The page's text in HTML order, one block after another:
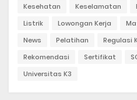
Kesehatan
Keselamatan
Listrik
Lowongan Kerja
News
Pelatihan Regulasi
Rekomendasi
Sertifikat
Universitas K3